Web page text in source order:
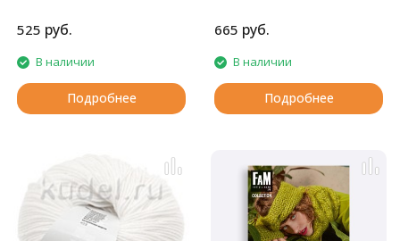
525 руб.
В наличии
Подробнее
665 руб.
В наличии
Подробнее